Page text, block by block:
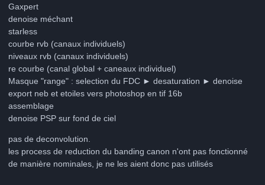
Gaxpert
denoise méchant
starless
courbe rvb (canaux individuels)
niveaux rvb (canaux individuels)
re courbe (canal global + caneaux individuel)
Masque "range" : selection du FDC ► desaturation ► denoise
export neb et etoiles vers photoshop en tif 16b
assemblage
denoise PSP sur fond de ciel
pas de deconvolution.
les process de reduction du banding canon n'ont pas fonctionné
de manière nominales, je ne les aient donc pas utilisés